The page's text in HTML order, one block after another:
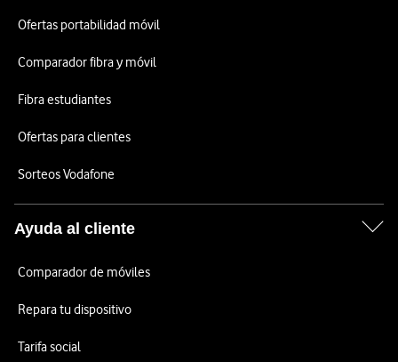
Ofertas portabilidad móvil
Comparador fibra y móvil
Fibra estudiantes
Ofertas para clientes
Sorteos Vodafone
Ayuda al cliente
Comparador de móviles
Repara tu dispositivo
Tarifa social